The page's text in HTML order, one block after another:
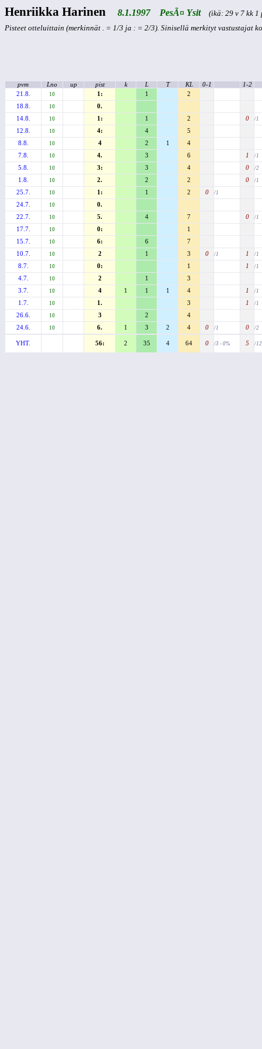
Henriikka Harinen 8.1.1997 PesÃ¤ Ysit
(ikä: 29 v 7 kk 1
Pisteet otteluittain (merkinnät . = 1/3 ja : = 2/3). Sinisellä merkityt vastustajat
pvm Lno up pist k L T KL 0-1
1-2
21.8.
10 1: 1
2
18.8.
10
0.
14.8.
10 1: 1 2 0 /1
12.8. 10 4: 4
5
8.8.
10 4 2 1
4
7.8.
10 4. 3 6 1 /1
5.8. 10 3: 3 4 0 /2
1.8. 10 2. 2 2 0 /1
25.7. 10 1: 1 2 0 /1
24.7. 10
0.
22.7.
10 5. 4 7 0 /1
17.7. 10 0:
1
15.7.
10 6: 6
7
10.7.
10 2 1 3 0 /1 1 /1
8.7. 10 0: 1 1 /1
4.7. 10 2 1
3
3.7.
10 4 1 1 1 4 1 /1
1.7. 10 1. 3 1 /1
26.6. 10 3 2
4
24.6.
10 6. 1 3 2 4 0 /1 0 /2
YHT. 56: 2 35 4 64 0 /3 - 0% 5 /